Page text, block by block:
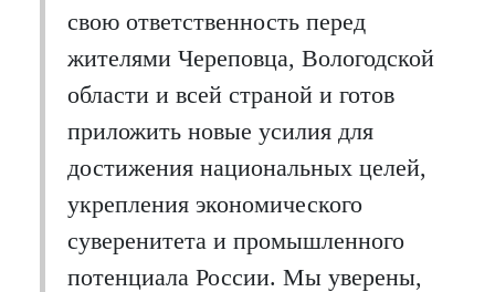
свою ответственность перед
жителями Череповца, Вологодской
области и всей страной и готов
приложить новые усилия для
достижения национальных целей,
укрепления экономического
суверенитета и промышленного
потенциала России. Мы уверены,